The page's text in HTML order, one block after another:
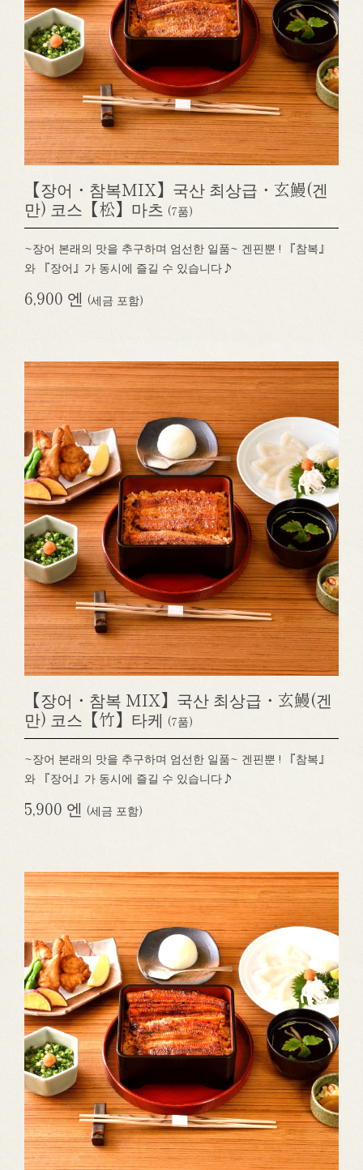
【장어・참복MIX】국산 최상급・玄鰻(겐
만) 코스【松】마츠 (7품)
~장어 본래의 맛을 추구하며 엄선한 일품~ 겐핀뿐 ! 『참복』
와 『장어』가 동시에 즐길 수 있습니다♪
6,900 엔 (세금 포함)
【장어・참복 MIX】국산 최상급・玄鰻(겐
만) 코스【竹】타케 (7품)
~장어 본래의 맛을 추구하며 엄선한 일품~ 겐핀뿐 ! 『참복』
와 『장어』가 동시에 즐길 수 있습니다♪
5,900 엔 (세금 포함)